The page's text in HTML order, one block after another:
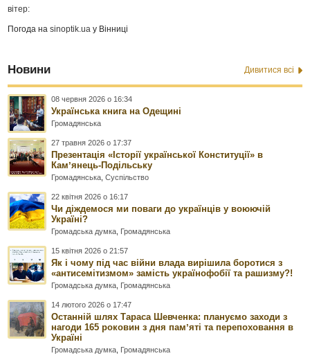
вітер:
Погода наsinoptik.ua у Вінниці
Новини Дивитися всі
08 червня 2026 о 16:34
Українська книга на Одещині
Громадянська
27 травня 2026 о 17:37
Презентація «Історії української Конституції» в
Камʼянець-Подільську
Громадянська ,Суспільство
22 квітня 2026 о 16:17
Чи діждемося ми поваги до українців у воюючій
Україні?
Громадська думка Громадянська
15 квітня 2026 о 21:57
Як і чому під час війни влада вирішила боротися з
«антисемітизмом» замість українофобії та рашизму?!
Громадська думка Громадянська
14 лютого 2026 о 17:47
Останній шлях Тараса Шевченка: плануємо заходи з
нагоди 165 роковин з дня памʼяті та перепоховання в
Україні
Громадська думка Громадянська